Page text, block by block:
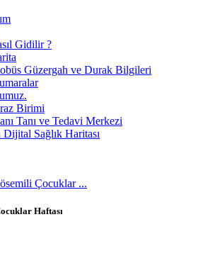
Gidilir ?
Güzergah ve Durak Bilgileri
Birimi
Tanı ve Tedavi Merkezi
Dijital Sağlık Haritası
Çocuklar ...
Haftası